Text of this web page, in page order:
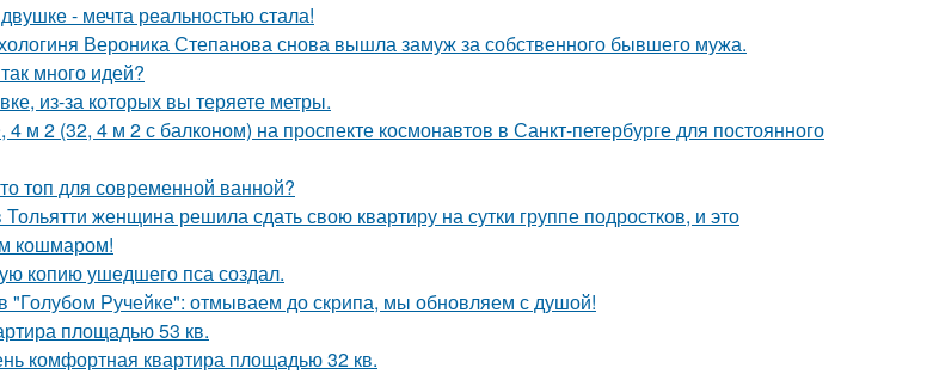
- мечта реальностью стала!
Вероника Степанова снова вышла замуж за собственного бывшего мужа.
много идей?
из-за которых вы теряете метры.
4 м 2 (32, 4 м 2 с балконом) на проспекте космонавтов в Санкт-петербурге для постоянного
топ для современной ванной?
женщина решила сдать свою квартиру на сутки группе подростков, и это
кошмаром!
копию ушедшего пса создал.
"Голубом Ручейке": отмываем до скрипа, мы обновляем с душой!
площадью 53 кв.
комфортная квартира площадью 32 кв.